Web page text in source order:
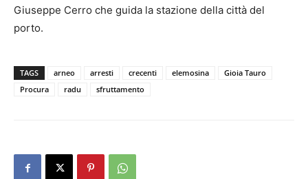
Giuseppe Cerro che guida la stazione della città del
porto.
TAGS arneo arresti crecenti elemosina
Gioia Tauro
Procura
radu sfruttamento